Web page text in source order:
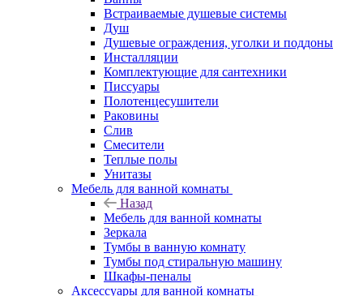
Встраиваемые душевые системы
Душ
Душевые ограждения, уголки и поддоны
Инсталляции
Комплектующие для сантехники
Писсуары
Полотенцесушители
Раковины
Слив
Смесители
Теплые полы
Унитазы
Мебель для ванной комнаты
Назад
Мебель для ванной комнаты
Зеркала
Тумбы в ванную комнату
Тумбы под стиральную машину
Шкафы-пеналы
Аксессуары для ванной комнаты